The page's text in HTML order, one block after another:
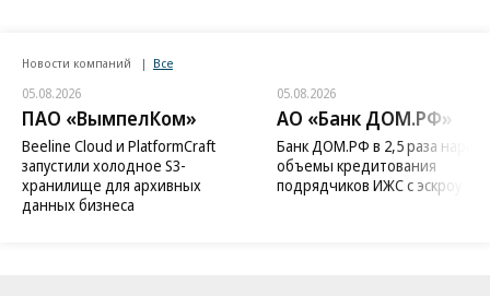
Новости компаний Все
05.08.2026
ПАО «ВымпелКом»
Beeline Cloud и PlatformCraft
запустили холодное S3-
хранилище для архивных
данных бизнеса
05.08.2026
АО «Банк ДОМ.РФ»
Банк ДОМ.РФ в 2,5 раза
объемы кредитования
подрядчиков ИЖС с эскроу